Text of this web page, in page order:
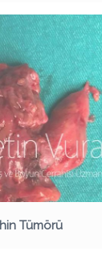
Tümörü